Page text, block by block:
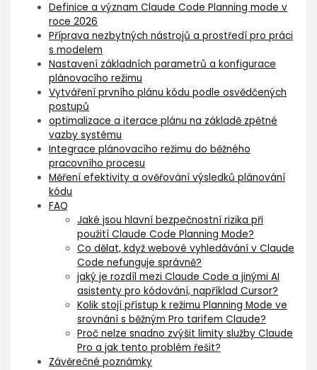
Definice a význam Claude Code Planning mode v
roce 2026
Příprava nezbytných nástrojů a prostředí pro práci
s modelem
Nastavení základních parametrů a ⁤konfigurace
plánovacího režimu
Vytváření prvního plánu kódu podle osvědčených
postupů
optimalizace a iterace plánu ⁤na základě zpětné
vazby systému
Integrace plánovacího režimu do běžného
⁤pracovního procesu
Měření efektivity a ověřování výsledků plánování
⁤kódu
FAQ
Jaké jsou hlavní bezpečnostní rizika při
použití Claude Code Planning Mode?
Co dělat, když webové vyhledávání v Claude
Code nefunguje správně?
jaký je rozdíl ⁤mezi⁣ Claude Code a jinými AI
asistenty pro kódování, například Cursor?
Kolik⁤ stojí přístup k režimu Planning Mode ve
⁣srovnání s běžným Pro tarifem Claude?
Proč nelze snadno⁢ zvýšit limity služby Claude
Pro a jak tento problém řešit?
Závěrečné poznámky